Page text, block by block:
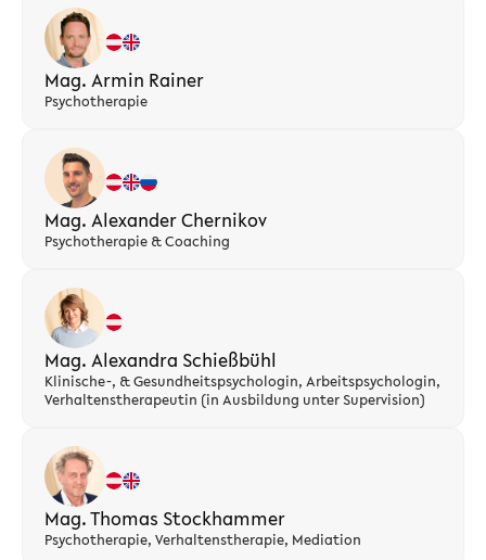
Mag. Armin Rainer
Psychotherapie
Mag. Alexander Chernikov
Psychotherapie & Coaching
Mag. Alexandra Schießbühl
Klinische-, & Gesundheitspsychologin, Arbeitspsychologin,
Verhaltenstherapeutin (in Ausbildung unter Supervision)
Mag. Thomas Stockhammer
Psychotherapie, Verhaltenstherapie, Mediation